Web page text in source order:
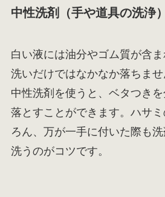
中性洗剤（手や道具の洗浄）
白い液には油分やゴム質が含
洗いだけではなかなか落ちま
中性洗剤を使うと、ベタつき
落とすことができます。ハサ
ろん、万が一手に付いた際も
洗うのがコツです。